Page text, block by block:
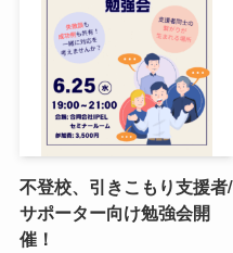
不登校、引きこもり支援者/
サポーター向け勉強会開
催！